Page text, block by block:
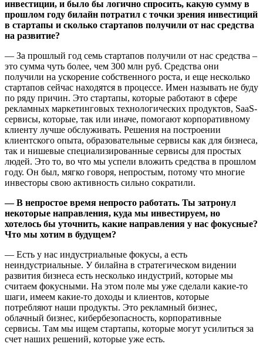
инвестиции, и было бы логично спросить, какую сумму в
прошлом году билайн потратил с точки зрения инвестиций
в стартапы и сколько стартапов получили от нас средства
на развитие?
— За прошлый год семь стартапов получили от нас средства –
это сумма чуть более, чем 300 млн руб. Средства они
получили на ускорение собственного роста, и еще несколько
стартапов сейчас находятся в процессе. Имен называть не буду
по ряду причин. Это стартапы, которые работают в сфере
рекламных маркетинговых технологических продуктов, SaaS-
сервисы, которые, так или иначе, помогают корпоративному
клиенту лучше обслуживать. Решения на построении
клиентского опыта, образовательные сервисы как для бизнеса,
так и нишевые специализированные сервисы для простых
людей. Это то, во что мы успели вложить средства в прошлом
году. Он был, мягко говоря, непростым, потому что многие
инвесторы свою активность сильно сократили.
— В непростое время непросто работать. Ты затронул
некоторые направления, куда мы инвестируем, но
хотелось бы уточнить, какие направления у нас фокусные?
Что мы хотим в будущем?
— Есть у нас индустриальные фокусы, а есть
неиндустриальные. У билайна в стратегическом видении
развития бизнеса есть несколько индустрий, которые мы
считаем фокусными. На этом поле мы уже сделали какие-то
шаги, имеем какие-то доходы и клиентов, которые
потребляют наши продукты. Это рекламный бизнес,
облачный бизнес, кибербезопасность, корпоративные
сервисы. Там мы ищем стартапы, которые могут усилиться за
счет наших решений, которые уже есть.